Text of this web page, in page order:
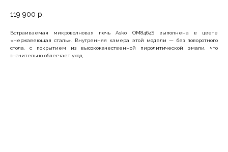
119 900 р.
Встраиваемая микроволновая печь Asko OM8464S выполнена в цвете
«нержавеющая сталь». Внутренняя камера этой модели — без поворотного
стола, с покрытием из высококачественной пиролитической эмали, что
значительно облегчает уход.